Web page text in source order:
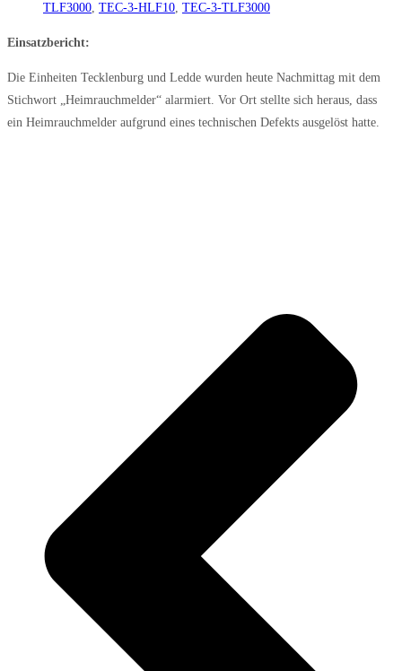
TLF3000, TEC-3-HLF10, TEC-3-TLF3000
Einsatzbericht:
Die Einheiten Tecklenburg und Ledde wurden heute Nachmittag mit dem
Stichwort „Heimrauchmelder“ alarmiert. Vor Ort stellte sich heraus, dass
ein Heimrauchmelder aufgrund eines technischen Defekts ausgelöst hatte.